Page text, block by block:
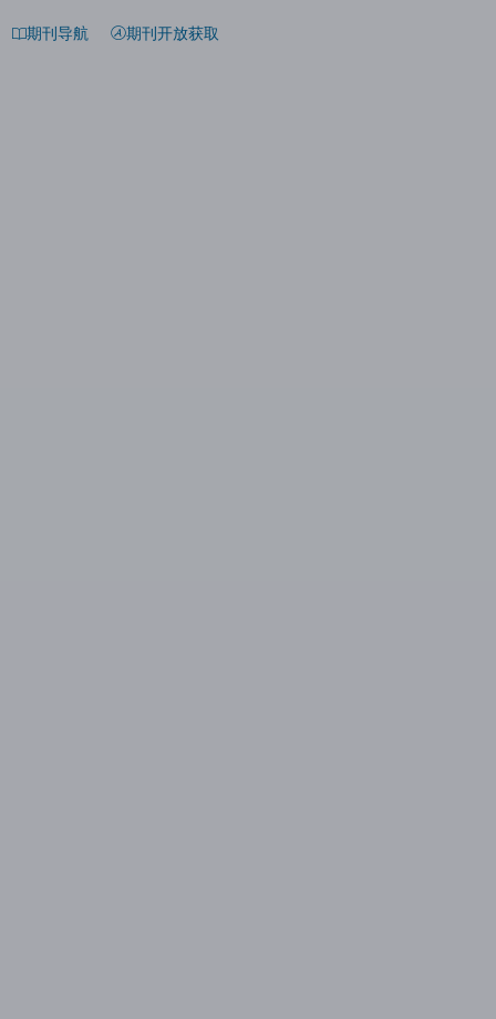
期刊导航 期刊开放获取